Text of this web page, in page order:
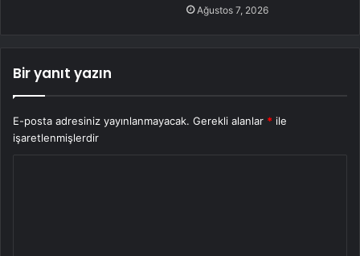
Ağustos 7, 2026
Bir yanıt yazın
E-posta adresiniz yayınlanmayacak. Gerekli alanlar * ile
işaretlenmişlerdir